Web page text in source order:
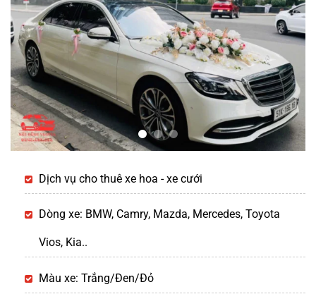
Dịch vụ cho thuê xe hoa - xe cưới
Dòng xe: BMW, Camry, Mazda, Mercedes, Toyota
Vios, Kia..
Màu xe: Trắng/Đen/Đỏ